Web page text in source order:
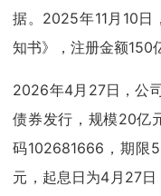
据。2025年11月10日
知书》，注册金额150
2026年4月27日，公
债券发行，规模20亿
码102681666，期限
元，起息日为4月27